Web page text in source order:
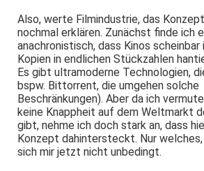
Also, werte Filmindustrie, das
nochmal erklären. Zunächst finde ich
anachronistisch, dass Kinos
Kopien in endlichen Stückzahlen
Es gibt ultramoderne Technologien,
bspw. Bittorrent, die umgehen solche
Beschränkungen). Aber da ich
keine Knappheit auf dem Weltmarkt
gibt, nehme ich doch stark an, dass
Konzept dahintersteckt. Nur
sich mir jetzt nicht unbedingt.